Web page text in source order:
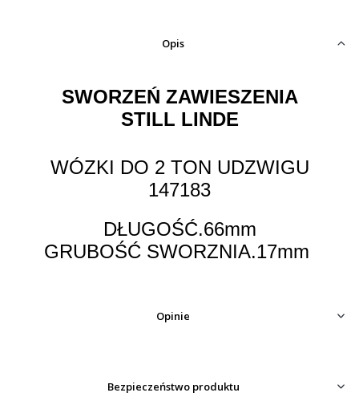
Opis
SWORZEŃ ZAWIESZENIA
STILL LINDE
WÓZKI DO 2 TON UDZWIGU
147183
DŁUGOŚĆ.66mm
GRUBOŚĆ SWORZNIA.17mm
Opinie
Bezpieczeństwo produktu